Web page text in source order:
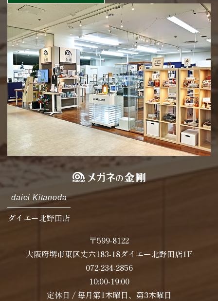
daiei Kitanoda
ダイエー北野田店
〒599-8122
大阪府堺市東区丈六183-18ダイエー北野田店1F
072-234-2856
10:00-19:00
定休日 / 毎月第1木曜日、第3木曜日